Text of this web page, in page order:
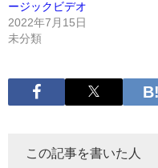
ージックビデオ
2022年7月15日
未分類
この記事を書いた人